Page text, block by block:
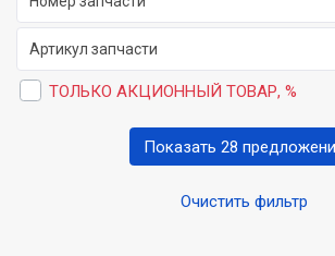
ТОЛЬКО АКЦИОННЫЙ ТОВАР, %
Очистить фильтр
Показать 28